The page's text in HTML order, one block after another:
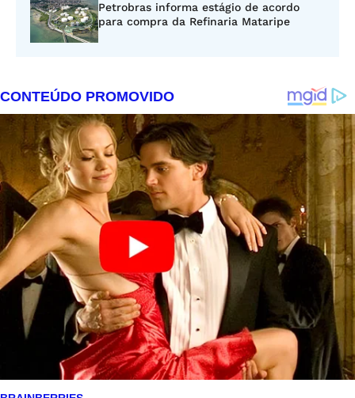
Petrobras informa estágio de acordo
para compra da Refinaria Mataripe